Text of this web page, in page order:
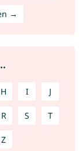
→
H I J
R S T
Z